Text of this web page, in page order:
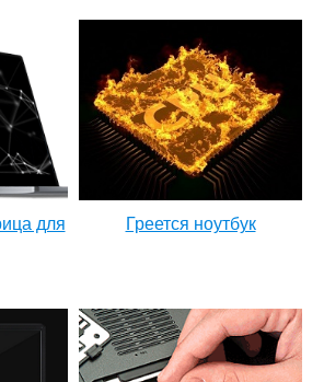
для
Греется ноутбук